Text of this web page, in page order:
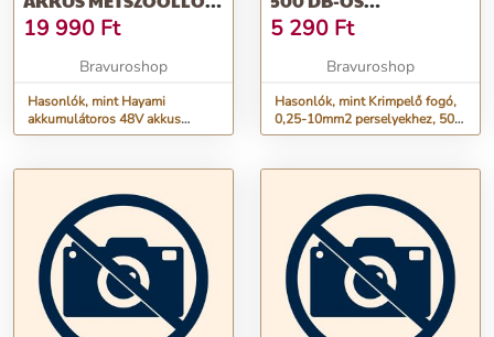
KOFFERBEN, 2DB
AKKSIVAL
19 990 Ft
Bravuroshop
Hasonlók, mint Hayami
akkumulátoros 48V akkus
metszőolló kofferben, 2db
KÜLÖNBÖZŐ MÉRETŰ
PERSELLYEL
5 290 Ft
Bravuroshop
Hasonlók, mint Krimpelő fogó,
0,25-10mm2 perselyekhez, 500
db-os különböző méretű